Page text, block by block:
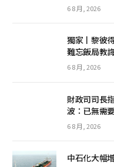
6 8 月, 2026
獨家丨黎彼
難忘飯局教
6 8 月, 2026
財政司司長
波：已無需
6 8 月, 2026
中石化大幅